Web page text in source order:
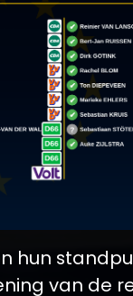
hun
van de